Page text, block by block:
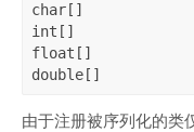
char[]
int[]
float[]
double[]
由于注册被序列化的类